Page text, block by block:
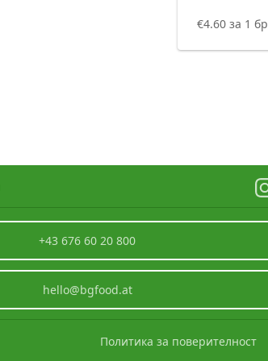
€4.60 за 1
+43 676 60 20 800
hello@bgfood.at
Политика за поверителност